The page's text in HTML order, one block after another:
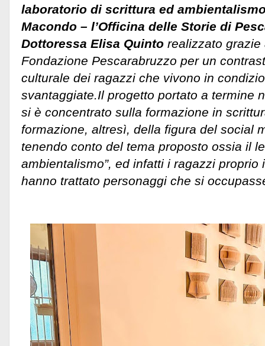
laboratorio di scrittura ed
Macondo – l’Officina delle Storie di
Dottoressa Elisa Quinto realizzato
Fondazione Pescarabruzzo per un
culturale dei ragazzi che vivono in
svantaggiate. Il progetto portato a termine
si è concentrato sulla formazione in
formazione, altresì, della figura del social
tenendo conto del tema proposto ossia il
ambientalismo”, ed infatti i ragazzi
hanno trattato personaggi che si